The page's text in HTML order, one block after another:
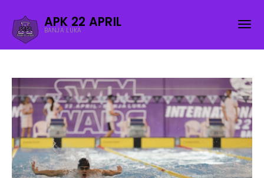
APK 22 APRIL
BANJA LUKA